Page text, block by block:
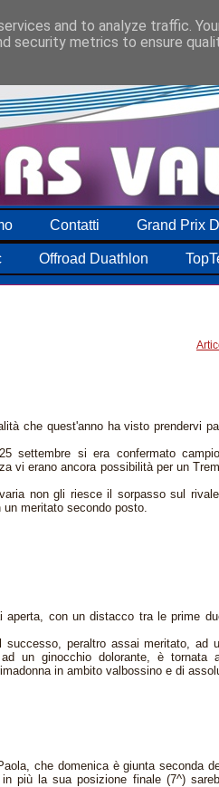
Contatti Grand Prix
Offroad Duathlon
che quest'anno ha visto prendervi
settembre si era confermato
vi erano ancora possibilità per un
non gli riesce il sorpasso sul
meritato secondo posto.
aperta, con un distacco tra le prime
peraltro assai meritato, ad
un ginocchio dolorante, è tornata
in ambito valbossino e di
che domenica è giunta seconda
più la sua posizione finale (7^)
and to analyze traffic.
security metrics to ensure